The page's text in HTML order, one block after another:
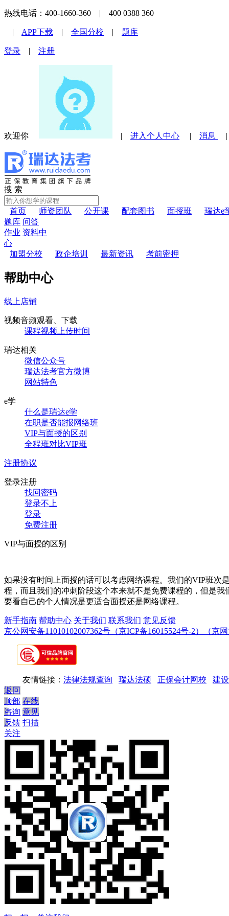
热线电话：400-1660-360 | 400 0388 360
| APP下载 | 全国分校 | 题库
登录 | 注册
欢迎你 | 进入个人中心 | 消息
搜 索
首页 师资团队 公开课 配套图书 面授班
瑞达e
题库 问答
作业 资料中
心
加盟分校
政企培训 最新资讯 考前密押
帮助中心
线上店铺
视频音频观看、下载
课程视频上传时间
瑞达相关
微信公众号
瑞达法考官方微博
网站特色
e学
什么是瑞达e学
在职是否能报网络班
VIP与面授的区别
全程班对比VIP班
注册协议
登录注册
找回密码
登录不上
登录
免费注册
VIP与面授的区别
如果没有时间上面授的话可以考虑网络课程。我们的VIP班次
程，而且我们的冲刺阶段这个本来就不是免费课程的，但是
要看自己的个人情况是更适合面授还是网络课程。
新手指南 帮助中心 关于我们 联系我们 意见反馈
京公网安备11010102007362号 （京ICP备16015524号-2） （京
友情链接： 法律法规查询 瑞达法硕 正保会计网校
建
返回
顶部 在线
咨询 意见
反馈 扫描
关注